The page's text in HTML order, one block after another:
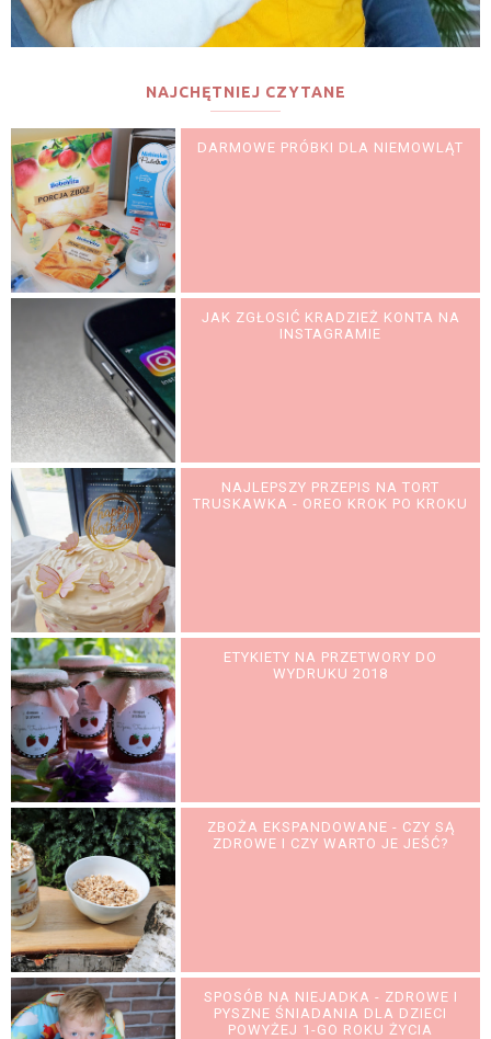
NAJCHĘTNIEJ CZYTANE
DARMOWE PRÓBKI DLA NIEMOWLĄT
JAK ZGŁOSIĆ KRADZIEŻ KONTA NA
INSTAGRAMIE
NAJLEPSZY PRZEPIS NA TORT
TRUSKAWKA - OREO KROK PO KROKU
ETYKIETY NA PRZETWORY DO
WYDRUKU 2018
ZBOŻA EKSPANDOWANE - CZY SĄ
ZDROWE I CZY WARTO JE JEŚĆ?
SPOSÓB NA NIEJADKA - ZDROWE I
PYSZNE ŚNIADANIA DLA DZIECI
POWYŻEJ 1-GO ROKU ŻYCIA